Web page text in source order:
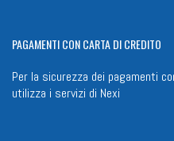
PAGAMENTICON CARTA DI CREDITO
Per la sicurezza dei pagamenti
utilizza i servizi di Nexi